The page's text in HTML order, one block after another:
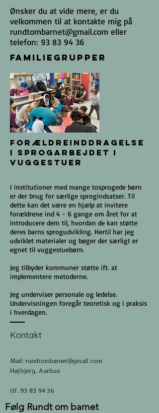
Ønsker du at vide mere, er du
velkommen til at kontakte mig på
rundtombarnet@gmail.com eller
telefon: 93 83 94 36
Familiegrupper
Forældreinddragelse
i sprogarbejdet i
vuggestuer
I institutioner med mange tosprogede børn
er der brug for særlige sprogindsatser. Til
dette kan det være en hjælp at invitere
forældrene ind 4 - 6 gange om året for at
introducere dem til, hvordan de kan støtte
deres barns sprogudvikling. Hertil har jeg
udviklet materialer og bøger der særligt er
egnet til vuggestuebørn.
Jeg tilbyder kommuner støtte ift. at
implementere metoderne.
Jeg underviser personale og ledelse.
Undervisningen foregår teoretisk og i praksis
i hverdagen.
Kontakt
Mail: rundtombarnet@gmail.com
Højbjerg, Aarhus​​​
tlf.93 83 94 36
Følg Rundt om barnet